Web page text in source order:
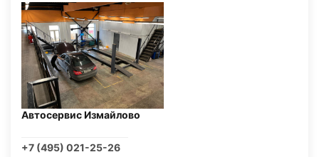
Автосервис Измайлово
+7 (495) 021-25-26